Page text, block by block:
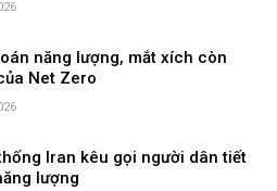
năng lượng, mắt xích còn
Net Zero
Iran kêu gọi người dân tiết
lượng